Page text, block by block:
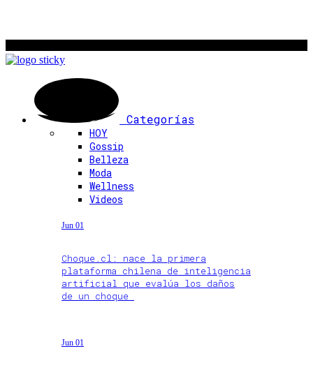
Categorías
HOY
Gossip
Belleza
Moda
Wellness
Videos
Jun 01
Choque.cl: nace la primera
plataforma chilena de inteligencia
artificial que evalúa los daños
de un choque
Jun 01